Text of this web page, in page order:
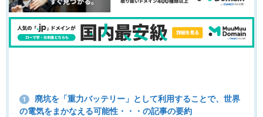
1
廃坑を「重力バッテリー」として利用することで、世界
の電気をまかなえる可能性・・・の記事の要約